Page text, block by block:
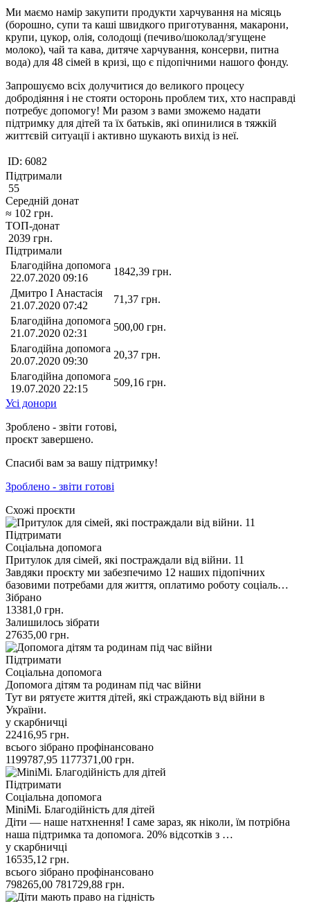
Ми маємо намір закупити продукти харчування на місяць
(борошно, супи та каші швидкого приготування, макарони,
крупи, цукор, олія, солодощі (печиво/шоколад/згущене
молоко), чай та кава, дитяче харчування, консерви, питна
вода) для 48 сімей в кризі, що є підопічними нашого фонду.
Запрошуємо всіх долучитися до великого процесу
добродіяння і не стояти осторонь проблем тих, хто насправді
потребує допомогу! Ми разом з вами зможемо надати
підтримку для дітей та їх батьків, які опинилися в тяжкій
життєвій ситуації і активно шукають вихід із неї.
ID: 6082
Підтримали
55
Середній донат
≈ 102 грн.
ТОП-донат
2039 грн.
Підтримали
Благодійна допомога
22.07.2020 09:16
1842,39 грн.
Дмитро І Анастасія
21.07.2020 07:42
71,37 грн.
Благодійна допомога
21.07.2020 02:31
500,00 грн.
Благодійна допомога
20.07.2020 09:30
20,37 грн.
Благодійна допомога
19.07.2020 22:15
509,16 грн.
Усі донори
Зроблено - звіти готові,
проєкт завершено.
Спасибі вам за вашу підтримку!
Зроблено - звіти готові
Схожі проєкти
Підтримати
Соціальна допомога
Притулок для сімей, які постраждали від війни. 11
Завдяки проєкту ми забезпечимо 12 наших підопічних
базовими потребами для життя, оплатимо роботу соціаль…
Зібрано
13381,0 грн.
Залишилось зібрати
27635,00 грн.
Підтримати
Соціальна допомога
Допомога дітям та родинам під час війни
Тут ви рятуєте життя дітей, які страждають від війни в
України.
у скарбничці
22416,95 грн.
всього зібрано профінансовано
1199787,95 1177371,00 грн.
Підтримати
Соціальна допомога
MiniMi. Благодійність для дітей
Діти — наше натхнення! І саме зараз, як ніколи, їм потрібна
наша підтримка та допомога. 20% відсотків з …
у скарбничці
16535,12 грн.
всього зібрано профінансовано
798265,00 781729,88 грн.